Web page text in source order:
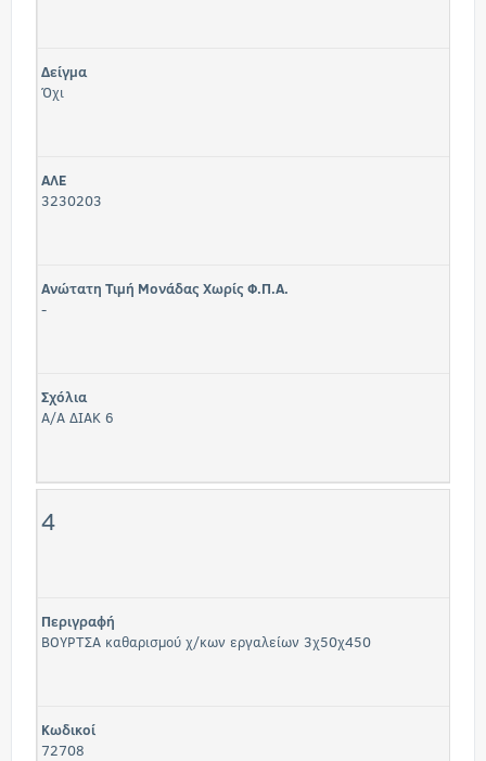
Δείγμα
Όχι
ΑΛΕ
3230203
Ανώτατη Τιμή Μονάδας Χωρίς Φ.Π.Α.
-
Σχόλια
Α/Α ΔΙΑΚ 6
4
Περιγραφή
ΒΟΥΡΤΣΑ καθαρισμού χ/κων εργαλείων 3χ50χ450
Κωδικοί
72708